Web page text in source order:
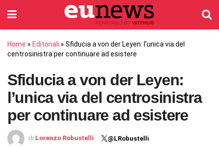
Home » Editoriali » Sfiducia a von der Leyen: l’unica via del
centrosinistra per continuare ad esistere
Sfiducia a von der Leyen:
l’unica via del centrosinistra
per continuare ad esistere
di Lorenzo Robustelli
@LRobustelli